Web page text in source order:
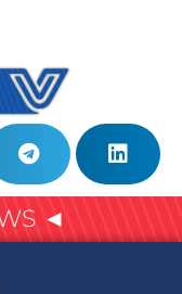
◄